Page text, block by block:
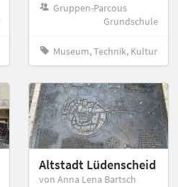
Gruppen-Parcous
Grundschule
Museum, Technik, Kultur
Altstadt Lüdenscheid
von Anna Lena Bartsch